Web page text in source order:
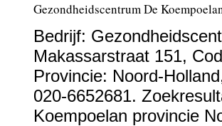
Gezondheidscentrum De
Bedrijf:
Makassarstraat 151,
Provincie: Noord-Holland
020-6652681.
Koempoelan provincie